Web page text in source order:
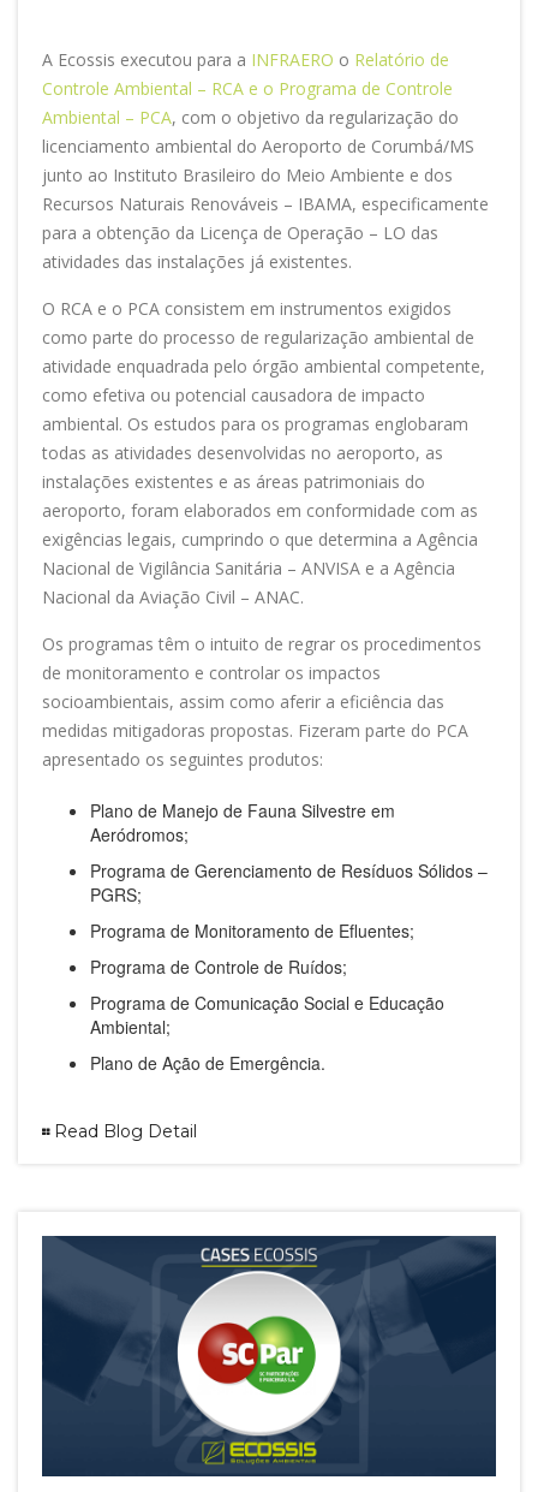
A Ecossis executou para a INFRAERO o Relatório de
Controle Ambiental – RCA e o Programa de Controle
Ambiental – PCA, com o objetivo da regularização do
licenciamento ambiental do Aeroporto de Corumbá/MS
junto ao Instituto Brasileiro do Meio Ambiente e dos
Recursos Naturais Renováveis – IBAMA, especificamente
para a obtenção da Licença de Operação – LO das
atividades das instalações já existentes.
O RCA e o PCA consistem em instrumentos exigidos
como parte do processo de regularização ambiental de
atividade enquadrada pelo órgão ambiental competente,
como efetiva ou potencial causadora de impacto
ambiental. Os estudos para os programas englobaram
todas as atividades desenvolvidas no aeroporto, as
instalações existentes e as áreas patrimoniais do
aeroporto, foram elaborados em conformidade com as
exigências legais, cumprindo o que determina a Agência
Nacional de Vigilância Sanitária – ANVISA e a Agência
Nacional da Aviação Civil – ANAC.
Os programas têm o intuito de regrar os procedimentos
de monitoramento e controlar os impactos
socioambientais, assim como aferir a eficiência das
medidas mitigadoras propostas. Fizeram parte do PCA
apresentado os seguintes produtos:
Plano de Manejo de Fauna Silvestre em
Aeródromos;
Programa de Gerenciamento de Resíduos Sólidos –
PGRS;
Programa de Monitoramento de Efluentes;
Programa de Controle de Ruídos;
Programa de Comunicação Social e Educação
Ambiental;
Plano de Ação de Emergência.
Read Blog Detail